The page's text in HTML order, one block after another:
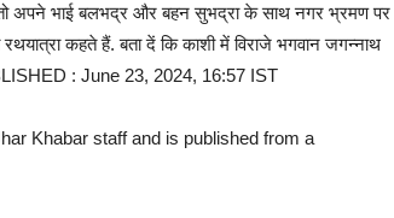
अपने भाई बलभद्र और बहन सुभद्रा के साथ नगर भ्रमण पर
कहते हैं. बता दें कि काशी में विराजे भगवान जगन्नाथ
: June 23, 2024, 16:57 IST
Khabar staff and is published from a
राष्ट्रीय खबरें